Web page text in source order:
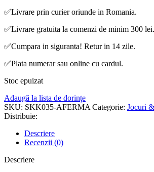
✅Livrare prin curier oriunde in Romania.
✅Livrare gratuita la comenzi de minim 300 lei.
✅Cumpara in siguranta! Retur in 14 zile.
✅Plata numerar sau online cu cardul.
Stoc epuizat
Adaugă la lista de dorințe
SKU: SKK035-AFERMA Categorie: Jocuri
Distribuie:
Descriere
Recenzii (0)
Descriere